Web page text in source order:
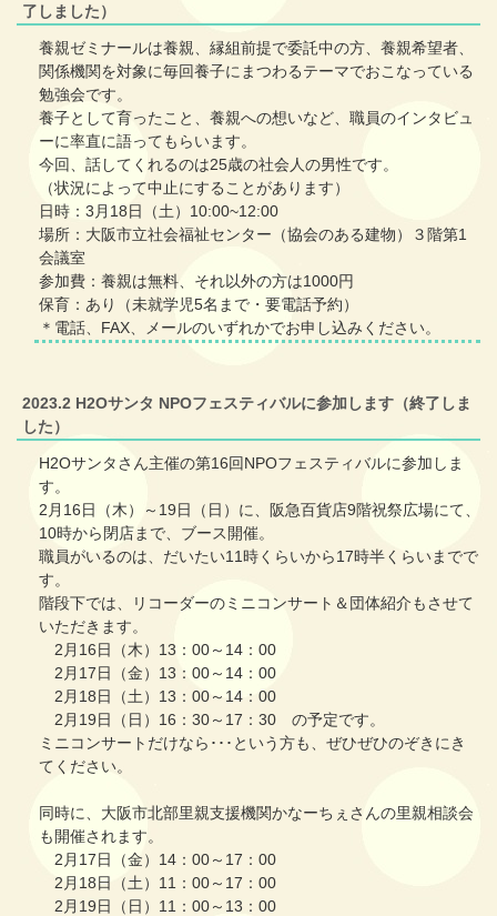
了しました）
養親ゼミナールは養親、縁組前提で委託中の方、養親希望者、
関係機関を対象に毎回養子にまつわるテーマでおこなっている
勉強会です。
養子として育ったこと、養親への想いなど、職員のインタビュ
ーに率直に語ってもらいます。
今回、話してくれるのは25歳の社会人の男性です。
（状況によって中止にすることがあります）
日時：3月18日（土）10:00~12:00
場所：大阪市立社会福祉センター（協会のある建物）３階第1
会議室
参加費：養親は無料、それ以外の方は1000円
保育：あり（未就学児5名まで・要電話予約）
＊電話、FAX、メールのいずれかでお申し込みください。
2023.2 H2Oサンタ NPOフェスティバルに参加します（終了しま
した）
H2Oサンタさん主催の第16回NPOフェスティバルに参加しま
す。
2月16日（木）～19日（日）に、阪急百貨店9階祝祭広場にて、
10時から閉店まで、ブース開催。
職員がいるのは、だいたい11時くらいから17時半くらいまでで
す。
階段下では、リコーダーのミニコンサート＆団体紹介もさせて
いただきます。
2月16日（木）13：00～14：00
2月17日（金）13：00～14：00
2月18日（土）13：00～14：00
2月19日（日）16：30～17：30 の予定です。
ミニコンサートだけなら･･･という方も、ぜひぜひのぞきにき
てください。
同時に、大阪市北部里親支援機関かなーちぇさんの里親相談会
も開催されます。
2月17日（金）14：00～17：00
2月18日（土）11：00～17：00
2月19日（日）11：00～13：00